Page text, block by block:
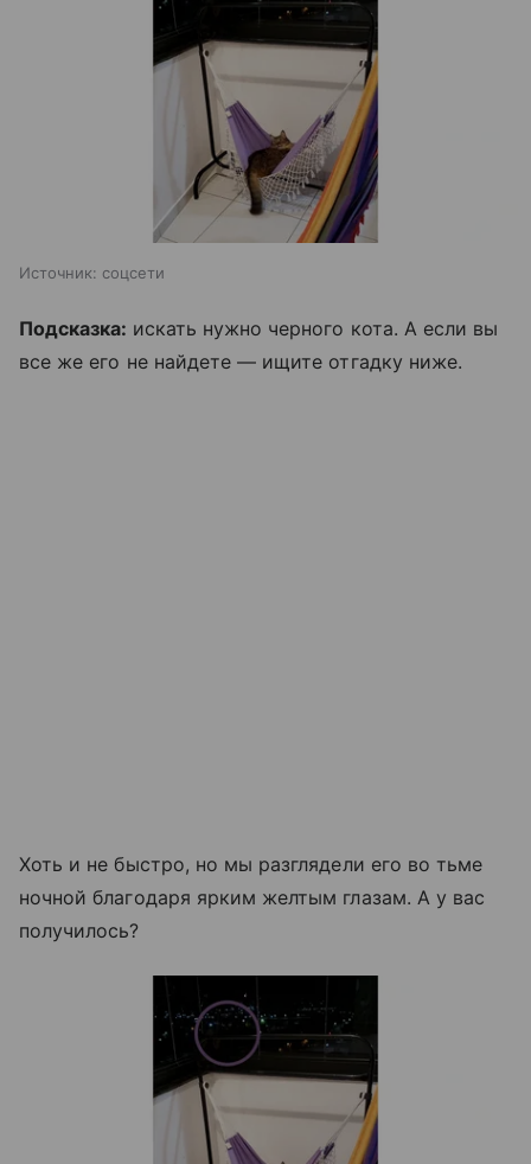
Источник: соцсети
Подсказка: искать нужно черного кота. А если вы
все же его не найдете — ищите отгадку ниже.
Хоть и не быстро, но мы разглядели его во тьме
ночной благодаря ярким желтым глазам. А у вас
получилось?